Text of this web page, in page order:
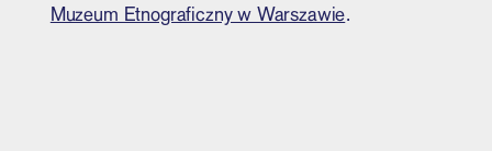
Muzeum Etnograficzny w Warszawie.